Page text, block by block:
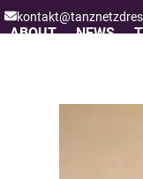
Skip
toABOUT NEWS